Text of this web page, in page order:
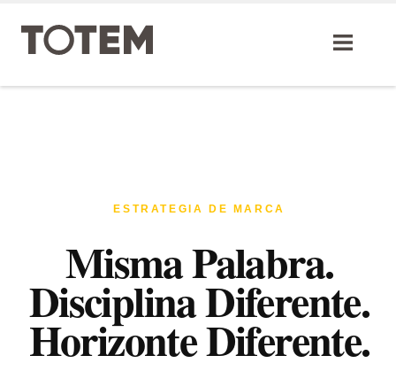
content
ESTRATEGIA DE MARCA
Misma Palabra.
Disciplina Diferente.
Horizonte Diferente.